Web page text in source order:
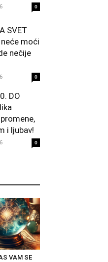
0
SVET
moći
nečije
0
DO
i ljubav!
0
VAM SE